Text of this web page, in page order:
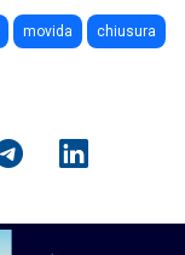
movida chiusura